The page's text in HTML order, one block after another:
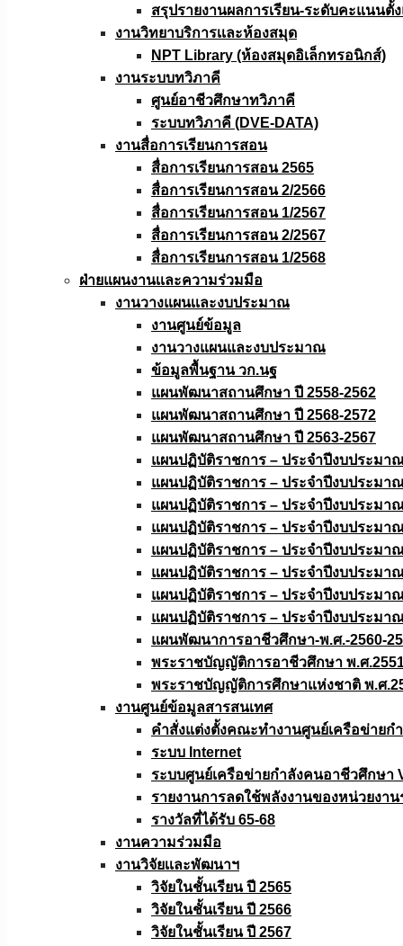
สรุปรายงานผลการเรียน-ระดับคะแนนตั้
งานวิทยาบริการเเละห้องสมุด
NPT Library (ห้องสมุดอิเล็กทรอนิกส์)
งานระบบทวิภาคี
ศูนย์อาชีวศึกษาทวิภาคี
ระบบทวิภาคี (DVE-DATA)
งานสื่อการเรียนการสอน
สื่อการเรียนการสอน 2565
สื่อการเรียนการสอน 2/2566
สื่อการเรียนการสอน 1/2567
สื่อการเรียนการสอน 2/2567
สื่อการเรียนการสอน 1/2568
ฝ่ายแผนงานเเละความร่วมมือ
งานวางแผนเเละงบประมาณ
งานศูนย์ข้อมูล
งานวางแผนและงบประมาณ
ข้อมูลพื้นฐาน วก.นฐ
แผนพัฒนาสถานศึกษา ปี 2558-2562
แผนพัฒนาสถานศึกษา ปี 2568-2572
แผนพัฒนาสถานศึกษา ปี 2563-2567
แผนปฏิบัติราชการ – ประจำปีงบประมา
แผนปฏิบัติราชการ – ประจำปีงบประมา
แผนปฏิบัติราชการ – ประจำปีงบประมา
แผนปฏิบัติราชการ – ประจำปีงบประมา
แผนปฏิบัติราชการ – ประจำปีงบประมา
แผนปฏิบัติราชการ – ประจำปีงบประมา
แผนปฏิบัติราชการ – ประจำปีงบประมา
แผนปฏิบัติราชการ – ประจำปีงบประมา
แผนพัฒนาการอาชีวศึกษา-พ.ศ.-2560-
พระราชบัญญัติการอาชีวศึกษา พ.ศ
พระราชบัญญัติการศึกษาแห่งชาติ พ.ศ
งานศูนย์ข้อมูลสารสนเทศ
คำสั่งแต่งตั้งคณะทำงานศูนย์เครือข่าย
ระบบ Internet
ระบบศูนย์เครือข่ายกำลังคนอาชีวศึกษา
รายงานการลดใช้พลังงานของหน่วยงา
รางวัลที่ได้รับ 65-68
งานความร่วมมือ
งานวิจัยเเละพัฒนาฯ
วิจัยในชั้นเรียน ปี 2565
วิจัยในชั้นเรียน ปี 2566
วิจัยในชั้นเรียน ปี 2567